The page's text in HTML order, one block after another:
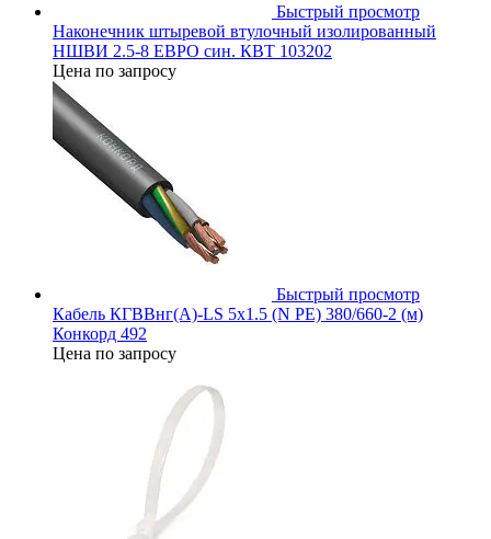
Быстрый просмотр
Наконечник штыревой втулочный изолированный
НШВИ 2.5-8 ЕВРО син. КВТ 103202
Цена по запросу
Быстрый просмотр
Кабель КГВВнг(А)-LS 5х1.5 (N PE) 380/660-2 (м)
Конкорд 492
Цена по запросу